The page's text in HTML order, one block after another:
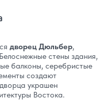
дворец Дюльбер,
стены здания,
балконы, серебристые
создают
украшен
Востока.